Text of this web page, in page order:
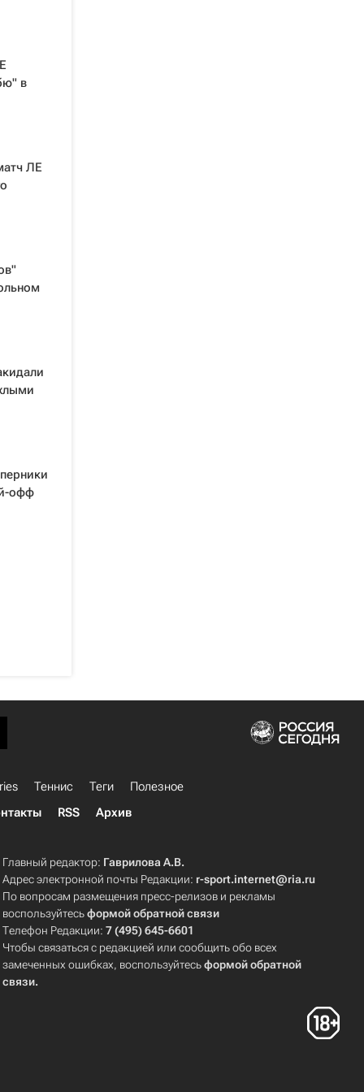
в
ЛЕ
офф
Теннис Теги
Полезное
RSS Архив
Главный редактор: Гаврилова А.В.
Адрес электронной почты Редакции: r-sport.internet@ria.ru
По вопросам размещения пресс-релизов и рекламы
воспользуйтесьформой обратной связи
Телефон Редакции:7 (495) 645-6601
Чтобы связаться с редакцией или сообщить обо всех
замеченных ошибках, воспользуйтесьформой обратной
связи.